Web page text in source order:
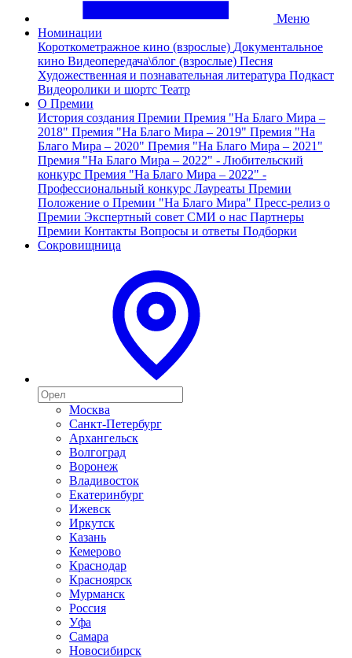
Меню
Номинации
Короткометражное кино (взрослые) Документальное
кино Видеопередача\блог (взрослые) Песня
Художественная и познавательная литература Подкаст
Видеоролики и шортс Театр
О Премии
История создания Премии Премия "На Благо Мира –
2018" Премия "На Благо Мира – 2019" Премия "На
Благо Мира – 2020" Премия "На Благо Мира – 2021"
Премия "На Благо Мира – 2022" - Любительский
конкурс Премия "На Благо Мира – 2022" -
Профессиональный конкурс Лауреаты Премии
Положение о Премии "На Благо Мира" Пресс-релиз о
Премии Экспертный совет СМИ о нас Партнеры
Премии Контакты Вопросы и ответы Подборки
Сокровищница
Москва
Санкт-Петербург
Архангельск
Волгоград
Воронеж
Владивосток
Екатеринбург
Ижевск
Иркутск
Казань
Кемерово
Краснодар
Красноярск
Мурманск
Россия
Уфа
Самара
Новосибирск